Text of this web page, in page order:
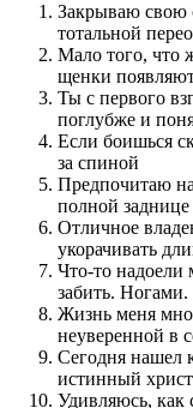
Закрываю свою
тотальной
Мало того, что
щенки
Ты с первого
поглубже и
Если боишься
за спиной
Предпочитаю
полной
Отличное
укорачивать
Что-то надоели
забить.
Жизнь меня
неуверенной в
Сегодня нашел
истинный
Удивляюсь, как